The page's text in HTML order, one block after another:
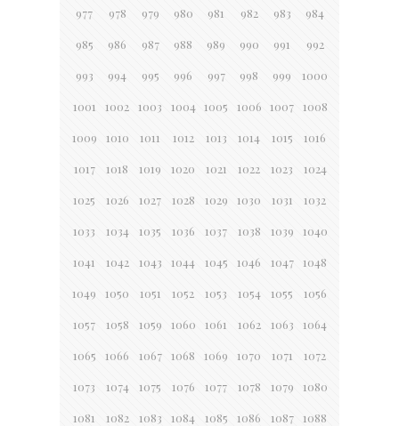
977 978 979 980 981 982 983 984
985 986 987 988 989 990 991 992
993 994 995 996 997 998 999 1000
1001 1002 1003 1004 1005 1006 1007 1008
1009 1010 1011 1012 1013 1014 1015 1016
1017 1018 1019 1020 1021 1022 1023 1024
1025 1026 1027 1028 1029 1030 1031 1032
1033 1034 1035 1036 1037 1038 1039 1040
1041 1042 1043 1044 1045 1046 1047 1048
1049 1050 1051 1052 1053 1054 1055 1056
1057 1058 1059 1060 1061 1062 1063 1064
1065 1066 1067 1068 1069 1070 1071 1072
1073 1074 1075 1076 1077 1078 1079 1080
1081 1082 1083 1084 1085 1086 1087 1088